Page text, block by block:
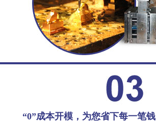
“0”成本开模，为您省下每一笔钱